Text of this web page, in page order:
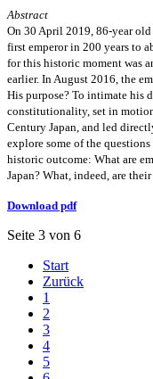
Abstract
On 30 April 2019, 86-year
first emperor in 200 years to
for this historic moment was
earlier. In August 2016, the
His purpose? To intimate his
constitutionality, set in
Century Japan, and led
explore some of the questions
historic outcome: What are
Japan? What, indeed, are
Download pdf
Seite 3 von 6
Start
Zurück
1
2
3
4
5